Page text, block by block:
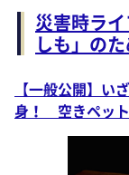
災害時ラ
しも」の
【一般公開】い
身！ 空きペッ